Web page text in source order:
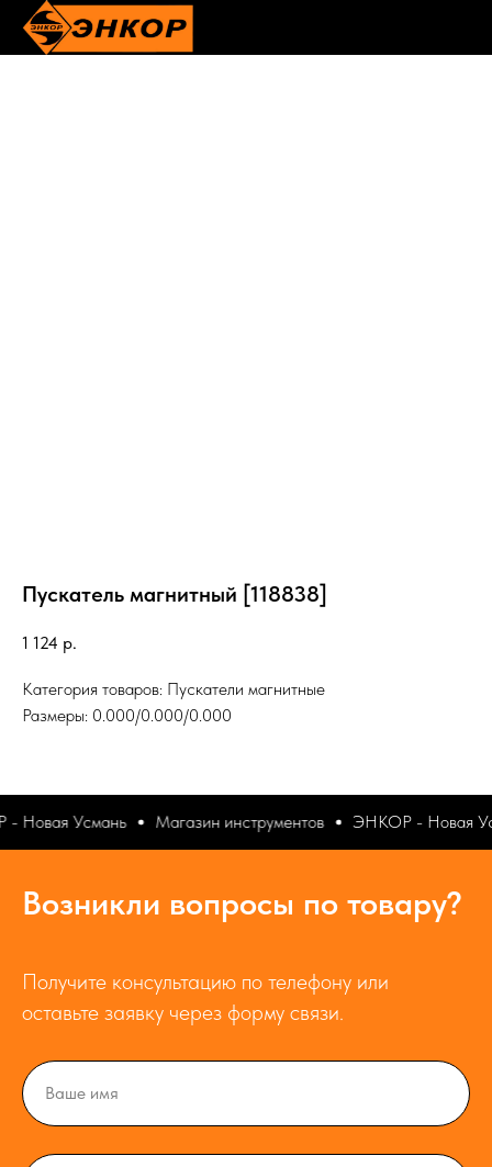
Пускатель магнитный [118838]
1 124 р.
Категория товаров: Пускатели магнитные
Размеры: 0.000/0.000/0.000
Новая Усмань Магазин инструментов ЭНКОР - Новая
Возникли вопросы по товару?
Получите консультацию по телефону или
оставьте заявку через форму связи.